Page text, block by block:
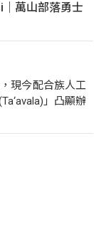
｜萬山部落勇士
現今配合族人工
」凸顯辦